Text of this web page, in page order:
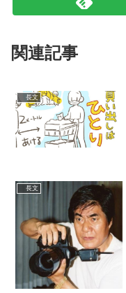
関連記事
長文
長文